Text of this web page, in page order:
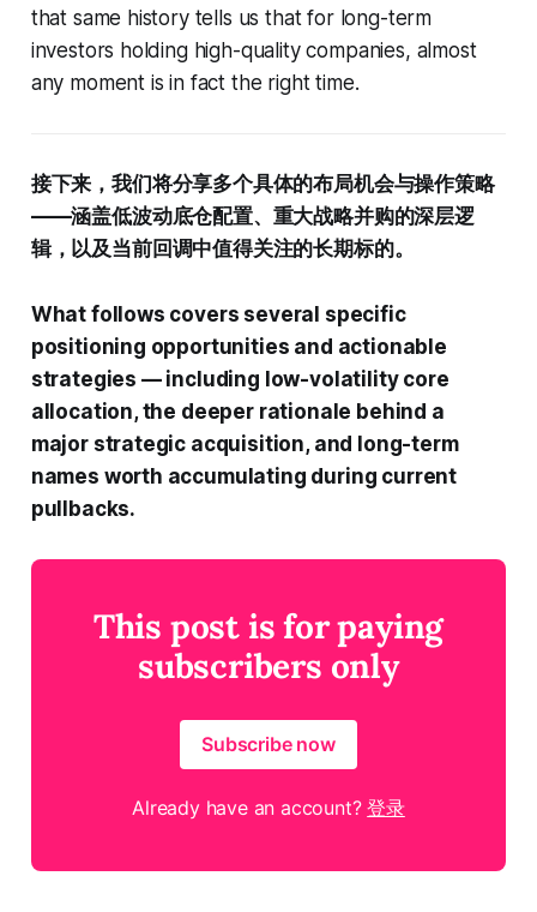
that same history tells us that for long-term
investors holding high-quality companies, almost
any moment is in fact the right time.
接下来，我们将分享多个具体的布局机会与操作策略
——涵盖低波动底仓配置、重大战略并购的深层逻
辑，以及当前回调中值得关注的长期标的。
What follows covers several specific
positioning opportunities and actionable
strategies — including low-volatility core
allocation, the deeper rationale behind a
major strategic acquisition, and long-term
names worth accumulating during current
pullbacks.
This post is for paying
subscribers only
Subscribe now
Already have an account?登录